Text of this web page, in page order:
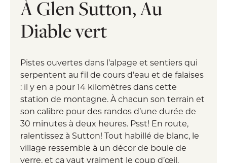
À Glen Sutton, Au
Diable vert
Pistes ouvertes dans l’alpage et sentiers qui
serpentent au fil de cours d’eau et de falaises
: il y en a pour 14 kilomètres dans cette
station de montagne. À chacun son terrain et
son calibre pour des randos d’une durée de
30 minutes à deux heures. Psst! En route,
ralentissez à Sutton! Tout habillé de blanc, le
village ressemble à un décor de boule de
verre, et ça vaut vraiment le coup d’œil.